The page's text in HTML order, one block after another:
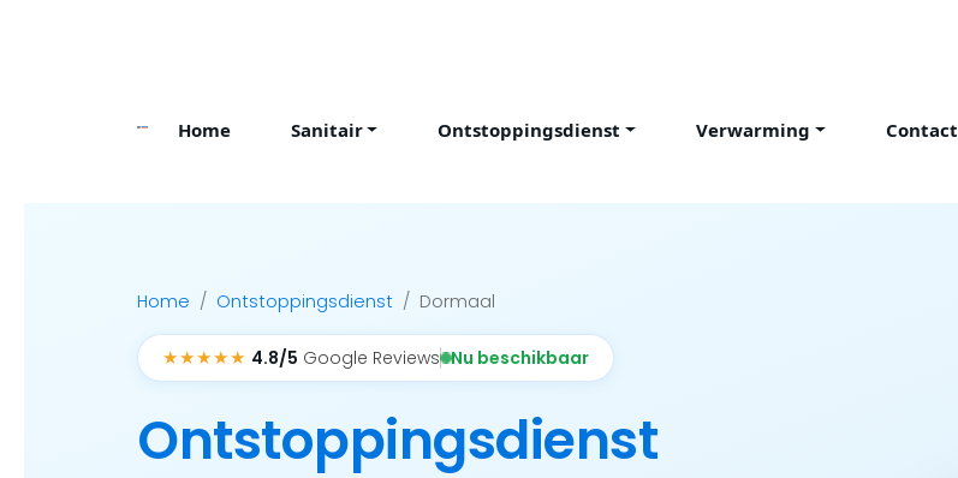
Home Sanitair Ontstoppingsdienst Verwarming Contact
Home Ontstoppingsdienst Dormaal
★★★★★ 4.8/5 Google Reviews Nu beschikbaar
Ontstoppingsdienst